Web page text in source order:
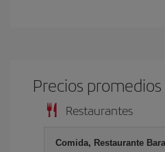
Precios
Restaurantes
Comida, Restaurante